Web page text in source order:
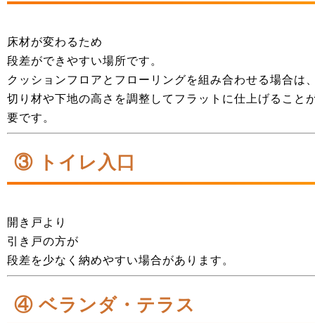
床材が変わるため
段差ができやすい場所です。
クッションフロアとフローリングを組み合わせる場合は
切り材や下地の高さを調整してフラットに仕上げること
要です。
③ トイレ入口
開き戸より
引き戸の方が
段差を少なく納めやすい場合があります。
④ ベランダ・テラス